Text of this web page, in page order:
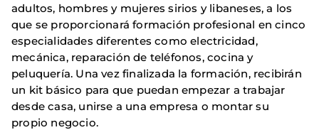
adultos, hombres y mujeres sirios y libaneses, a los
que se proporcionará formación profesional en cinco
especialidades diferentes como electricidad,
mecánica, reparación de teléfonos, cocina y
peluquería. Una vez finalizada la formación, recibirán
un kit básico para que puedan empezar a trabajar
desde casa, unirse a una empresa o montar su
propio negocio.